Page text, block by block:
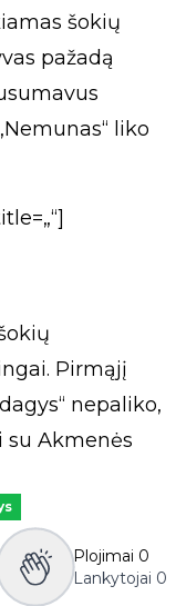
šokių
pažadą
liko
Pirmąjį
nepaliko,
Akmenės
Plojimai 0
Lankytojai 0